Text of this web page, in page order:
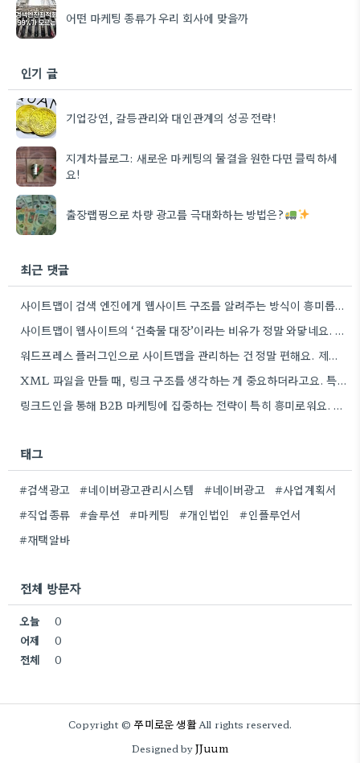
어떤 마케팅 종류가 우리 회사에 맞을까
인기 글
기업강연, 갈등관리와 대인관계의 성공 전략!
지게차블로그: 새로운 마케팅의 물결을 원한다면 클릭하세
요!
출장랩핑으로 차량 광고를 극대화하는 방법은?
최근 댓글
사이트맵이 검색 엔진에게 웹사이트 구조를 알려주는 방식이 흥미롭네요. 특히, CMS 플러그인을 통해 자동으로 관리하는 부분은…
사이트맵이 웹사이트의 ‘건축물 대장’이라는 비유가 정말 와닿네요. 구조화된 정보 제공이 SEO에 얼마나 중요한지 다시 한번…
워드프레스 플러그인으로 사이트맵을 관리하는 건 정말 편해요. 제가 Rank Math를 사용하는데, 페이지 변경 후 자동으로…
XML 파일을 만들 때, 링크 구조를 생각하는 게 중요하더라고요. 특히 페이지 간 연결을 잘 짜는…
링크드인을 통해 B2B 마케팅에 집중하는 전략이 특히 흥미로워요. 저희 회사도 유사한 솔루션을 제공하다 보니, 네트워크…
태그
#검색광고 #네이버광고관리시스템 #네이버광고
#사업계획서
#직업종류
#솔루션 #마케팅 #개인법인
#인플루언서
#재택알바
전체 방문자
오늘
0
어제
0
전체
0
Copyright ©쭈미로운 생활All rights reserved.
Designed byJJuum